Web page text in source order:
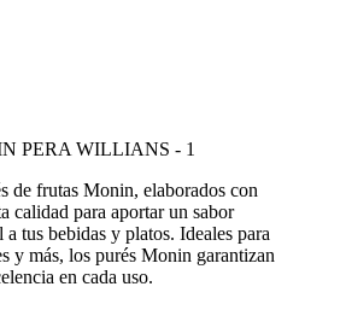
de frutas Monin, elaborados con
calidad para aportar un sabor
tus bebidas y platos. Ideales para
y más, los purés Monin garantizan
en cada uso.